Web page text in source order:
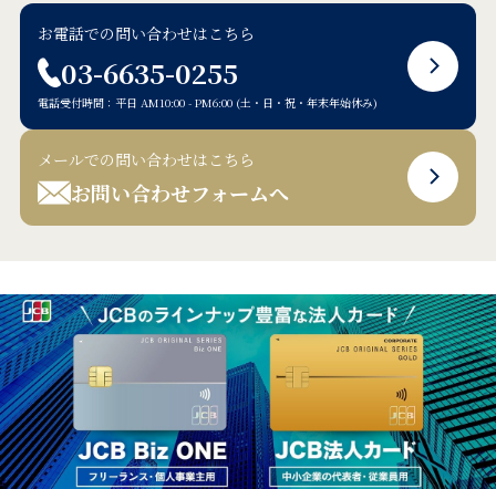
お電話での問い合わせはこちら
03-6635-0255
電話受付時間：平日 AM10:00 - PM6:00 (土・日・祝・年末年始休み)
メールでの問い合わせはこちら
お問い合わせフォームへ